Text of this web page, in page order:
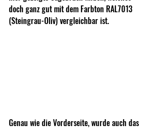
doch ganz gut mit dem Farbton RAL7013
(Steingrau-Oliv) vergleichbar ist.
Genau wie die Vorderseite, wurde auch das